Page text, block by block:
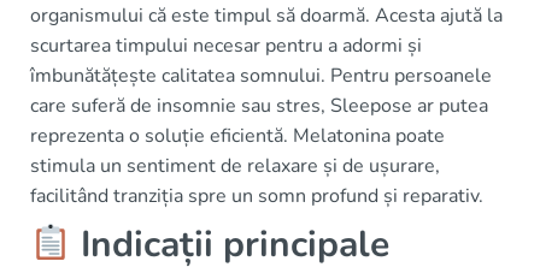
organismului că este timpul să doarmă. Acesta ajută la
scurtarea timpului necesar pentru a adormi și
îmbunătățește calitatea somnului. Pentru persoanele
care suferă de insomnie sau stres, Sleepose ar putea
reprezenta o soluție eficientă. Melatonina poate
stimula un sentiment de relaxare și de ușurare,
facilitând tranziția spre un somn profund și reparativ.
Indicații principale